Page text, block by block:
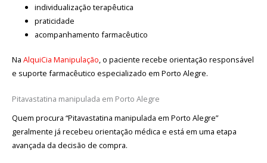
individualização terapêutica
praticidade
acompanhamento farmacêutico
Na AlquiCia Manipulação, o paciente recebe orientação responsável
e suporte farmacêutico especializado em Porto Alegre.
Pitavastatina manipulada em Porto Alegre
Quem procura “Pitavastatina manipulada em Porto Alegre”
geralmente já recebeu orientação médica e está em uma etapa
avançada da decisão de compra.